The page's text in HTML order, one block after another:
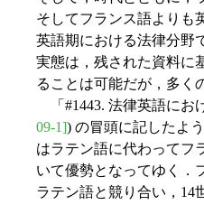
そしてフランス語よりも
英語期における法律分野
実態は，残された資料に
ることは可能だが，多く
「#1443. 法律英語にお
09-1]) の冒頭に記したよ
はラテン語に代わってフ
いて優勢となってゆく．
ラテン語と競り合い，14